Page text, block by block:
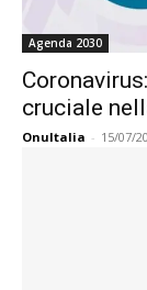
Agenda 2030
cruciale
OnuItalia - 15/07/